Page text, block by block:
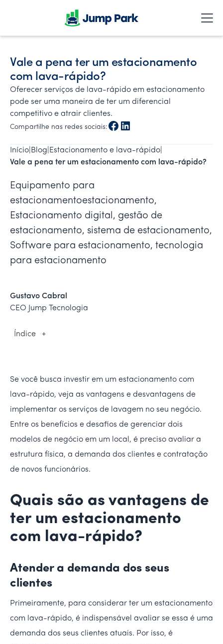
Vale a pena ter um estacionamento
com lava-rápido?
Oferecer serviços de lava-rápido em estacionamento
pode ser uma maneira de ter um diferencial
competitivo e atrair clientes.
Compartilhe nas redes sociais:
Início Blog Estacionamento e lava-rápido
Vale a pena ter um estacionamento com lava-rápido?
Equipamento para
estacionamentoestacionamento,
Estacionamento digital, gestão de
estacionamento, sistema de estacionamento,
Software para estacionamento, tecnologia
para estacionamento
Gustavo Cabral
CEO Jump Tecnologia
Índice +
Se você busca investir em um estacionamento com
lava-rápido, veja as vantagens e desvantagens de
implementar os serviços de lavagem no seu negócio.
Entre os benefícios e desafios de gerenciar dois
modelos de negócio em um local, é preciso avaliar a
estrutura física, a demanda dos clientes e contratação
de novos funcionários.
Quais são as vantagens de
ter um estacionamento
com lava-rápido?
Atender a demanda dos seus
clientes
Primeiramente, para considerar ter um estacionamento
com lava-rápido, é indispensável avaliar se essa é uma
demanda dos seus clientes atuais. Por isso, é